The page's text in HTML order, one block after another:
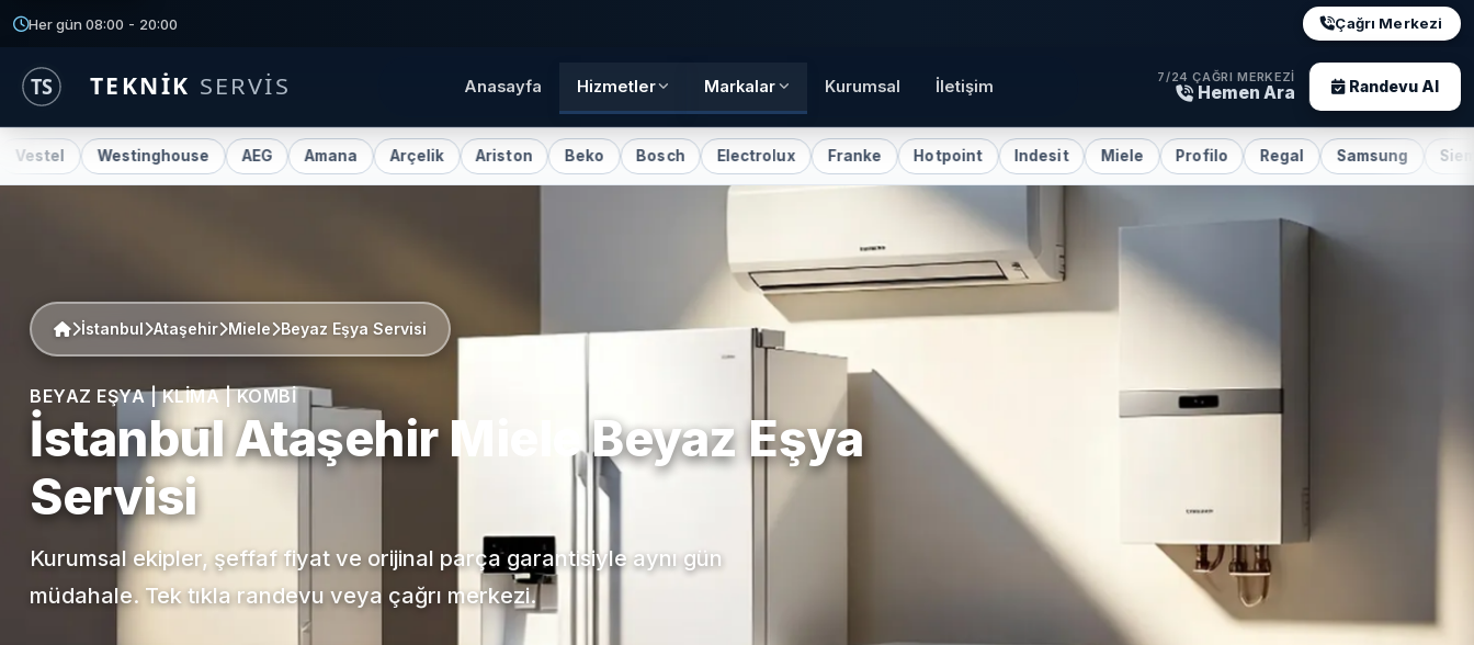
Her gün 08:00 - 20:00 Çağrı Merkezi
Anasayfa Hizmetler Markalar Kurumsal İletişim 7/24 ÇAĞRI MERKEZI
Hemen Ara Randevu Al
Westinghouse AEG Amana Arçelik Ariston Beko Bosch Electrolux Franke Hotpoint Indesit Miele Profilo Regal Samsung Siemens
İstanbul Ataşehir Miele Beyaz Eşya Servisi
BEYAZ EŞYA | KLIMA | KOMBI
İstanbul AtaşehirMieleBeyaz Eşya
Servisi
Kurumsal ekipler, şeffaf fiyat ve orijinal parça garantisiyle aynı gün
müdahale. Tek tıkla randevu veya çağrı merkezi.